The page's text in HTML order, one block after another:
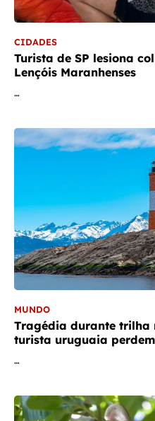
CIDADES
Turista de SP lesiona
Lençóis Maranhenses
…
MUNDO
Tragédia durante trilha
turista uruguaia
…